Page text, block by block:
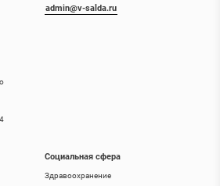
Социальная сфера
Здравоохранение
admin@v-salda.ru